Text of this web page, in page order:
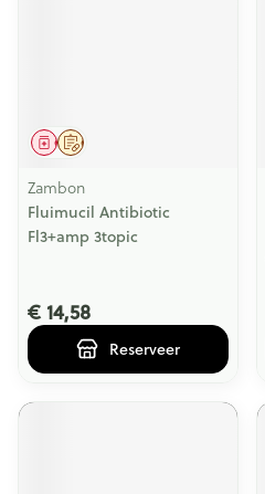
Op voorschrift
Geneesmiddel
Zambon
Fluimucil Antibiotic
Fl3+amp 3topic
€ 14,58
Reserveer